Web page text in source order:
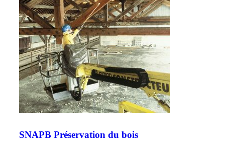
SNAPB Préservation du bois